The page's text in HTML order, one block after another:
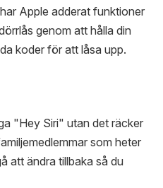
Apple adderat funktioner
genom att hålla din
koder för att låsa upp.
"Hey Siri" utan det räcker
som heter
att ändra tillbaka så du